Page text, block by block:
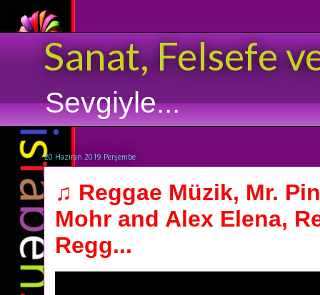
Sanat, Felsefe
Sevgiyle...
20 Haziran 2019 Perşembe
♫ Reggae Müzik, Mr.
Mohr and Alex Elena,
Regg...